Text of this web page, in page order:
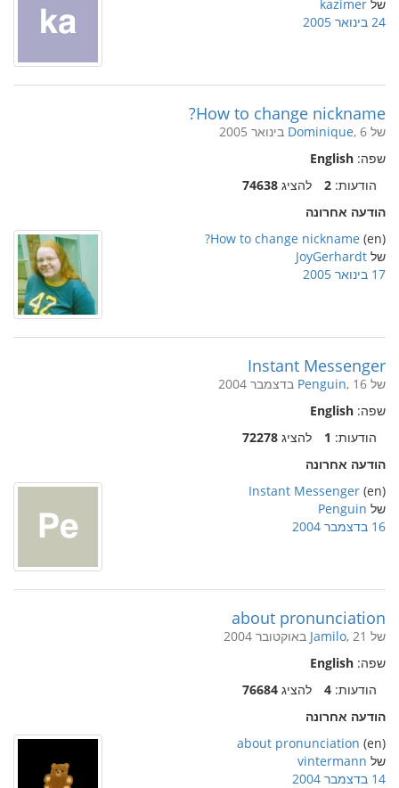
של kazimer
24 בינואר 2005
How to change nickname?
של Dominique, 6 בינואר 2005
שפה: English
הודעות: 2 להציג 74638
הודעה אחרונה
(en)
How to change nickname?
של JoyGerhardt
17 בינואר 2005
Instant Messenger
של Penguin, 16 בדצמבר 2004
שפה: English
הודעות: 1 להציג 72278
הודעה אחרונה
(en)
Instant Messenger
של Penguin
16 בדצמבר 2004
about pronunciation
של Jamilo, 21 באוקטובר 2004
שפה: English
הודעות: 4 להציג 76684
הודעה אחרונה
(en)
about pronunciation
של vintermann
14 בדצמבר 2004